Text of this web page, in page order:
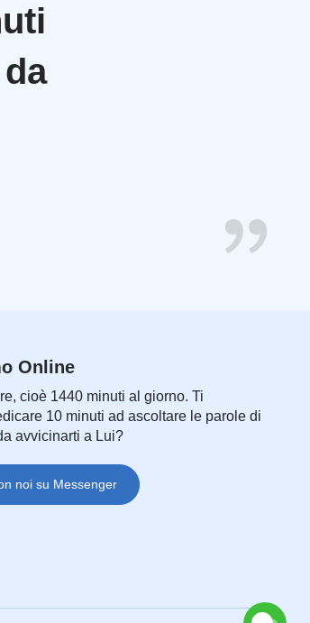
Online
cioè 1440 minuti al giorno. Ti
10 minuti ad ascoltare le parole di
avvicinarti a Lui?
noi su Messenger